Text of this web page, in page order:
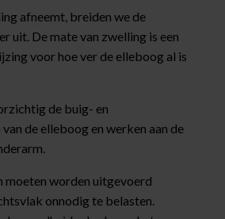
afneemt, breiden we de
uit. De mate van zwelling is een
voor hoe ver de elleboog al is
de buig- en
de elleboog en werken aan de
moeten worden uitgevoerd
onnodig te belasten.